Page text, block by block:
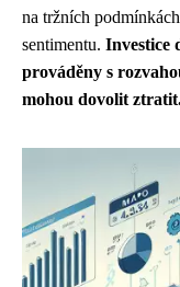
na tržních
sentimentu. Investice
prováděny s
mohou dovolit